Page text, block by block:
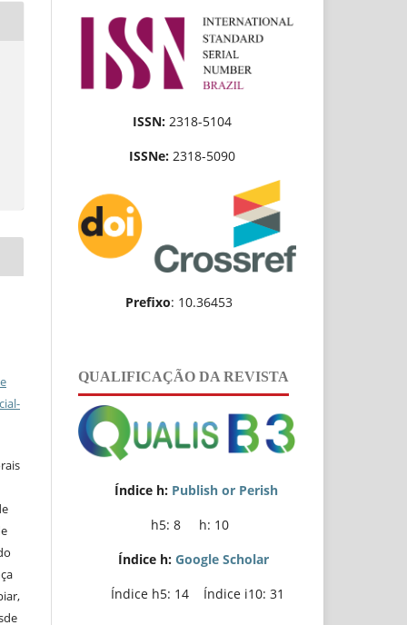
ISSN: 2318-5104
ISSNe: 2318-5090
Prefixo: 10.36453
QUALIFICAÇÃO DA REVISTA
Índice h: Publish or Perish
h5: 8 h: 10
Índice h: Google Scholar
Índice h5: 14 Índice i10: 31